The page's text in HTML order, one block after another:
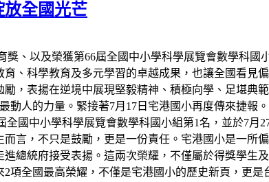
全國光芒
、以及榮獲第66屆全國中小學科學展覽會數學科國
、科學教育及多元學習的卓越成果，也讓全國看見
，表揚在逆境中展現堅毅精神、積極向學、足堪典
人的力量。緊接著7月17日宅港國小再度傳來捷報
國中小學科學展覽會數學科國小組第1名，並於7月
言，不只是鼓勵，更是一份責任。宅港國小是一所
總統府接受表揚。這兩次榮耀，不僅屬於得獎學生
全國最高榮耀，不僅是宅港國小的歷史新頁，更是